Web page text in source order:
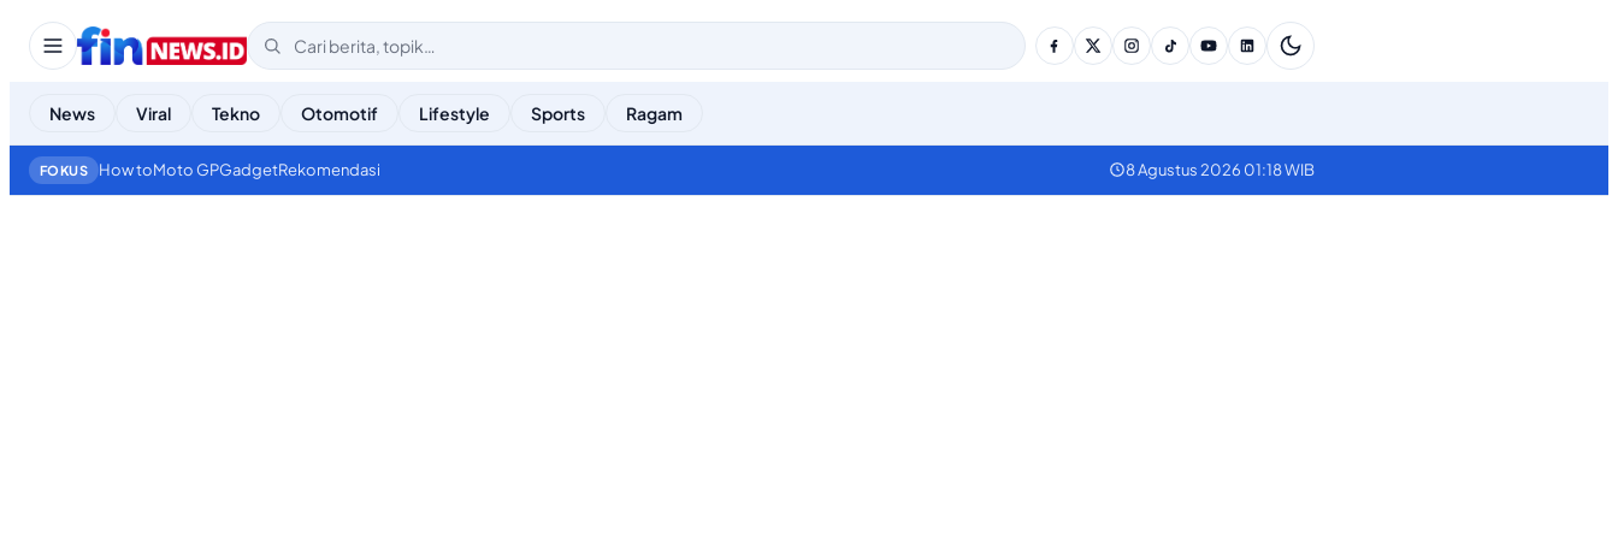
News Viral Tekno Otomotif Lifestyle Sports Ragam
FOKUS How toMoto GPGadgetRekomendasi 8 Agustus 2026 01:18 WIB